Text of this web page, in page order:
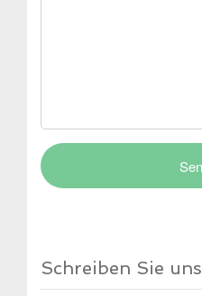
Schreiben Sie uns